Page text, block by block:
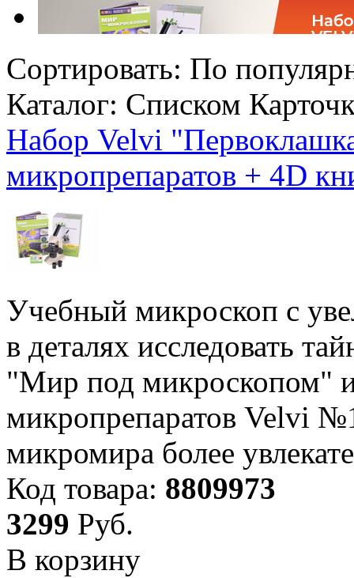
Сортировать: По
Каталог: Списком
Набор Velvi
микропрепаратов + 4D
Учебный микроскоп с
в деталях исследовать
"Мир под микроскопом"
микропрепаратов Velvi
микромира более
Код товара: 8809973
3299 Руб.
В корзину